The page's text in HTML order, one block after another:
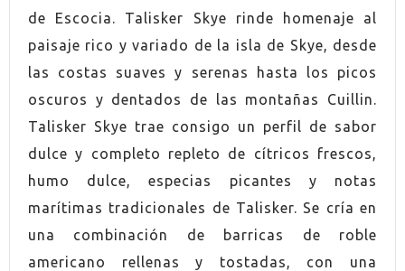
de Escocia. Talisker Skye rinde homenaje al
paisaje rico y variado de la isla de Skye, desde
las costas suaves y serenas hasta los picos
oscuros y dentados de las montañas Cuillin.
Talisker Skye trae consigo un perfil de sabor
dulce y completo repleto de cítricos frescos,
humo dulce, especias picantes y notas
marítimas tradicionales de Talisker. Se cría en
una combinación de barricas de roble
americano rellenas y tostadas, con una